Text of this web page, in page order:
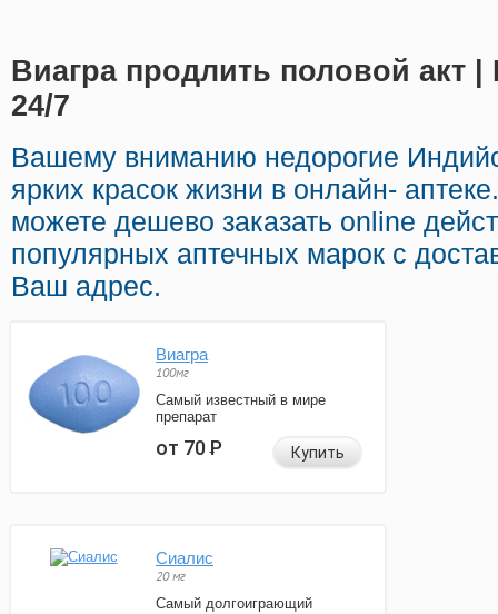
Виагра продлить половой акт |
24/7
Вашему вниманию недорогие
ярких красок жизни в онлайн-
можете дешево заказать online
популярных аптечных марок с
Ваш адрес.
Виагра
100мг
Самый известный в мире
препарат
от 70Р Купить
Сиалис
20 мг
Самый долгоиграющий